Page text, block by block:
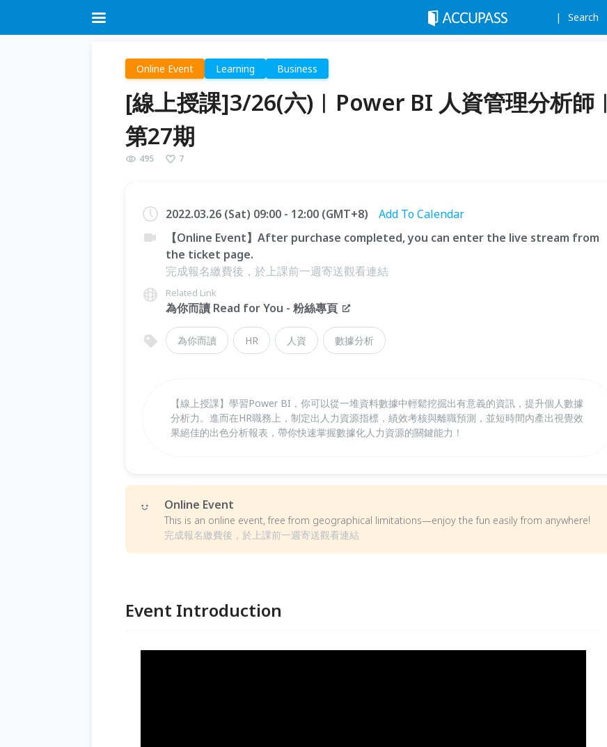
Search
Online Event Learning Business
[線上授課]3/26(六)︱Power BI 人資管理分析師︱
第27期
495 7
2022.03.26 (Sat) 09:00 - 12:00 (GMT+8)
Add To Calendar
【Online Event】After purchase completed, you can enter the live stream from
the ticket page.
完成報名繳費後，於上課前一週寄送觀看連結
Related Link
為你而讀 Read for You - 粉絲專頁
為你而讀 HR 人資 數據分析
【線上授課】學習Power BI，你可以從一堆資料數據中輕鬆挖掘出有意義的資訊，提升個人數據
分析力。進而在HR職務上，制定出人力資源指標，績效考核與離職預測，並短時間內產出視覺效
果絕佳的出色分析報表，帶你快速掌握數據化人力資源的關鍵能力！
Online Event
This is an online event, free from geographical limitations—enjoy the fun easily from anywhere!
完成報名繳費後，於上課前一週寄送觀看連結
Event Introduction